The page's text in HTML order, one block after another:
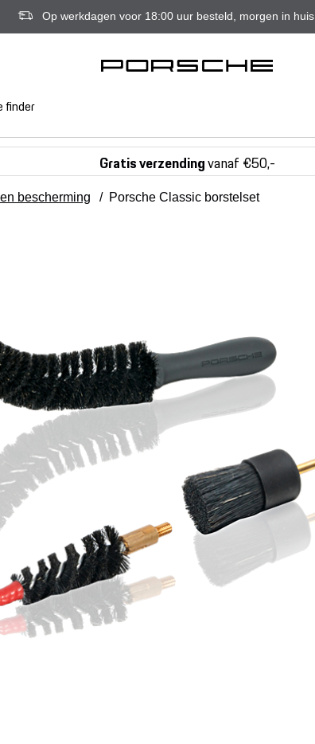
Op werkdagen voor 18:00 uur besteld, morgen in huis
finder
Gratis verzendingvanaf €50,-
bescherming / Porsche Classic borstelset